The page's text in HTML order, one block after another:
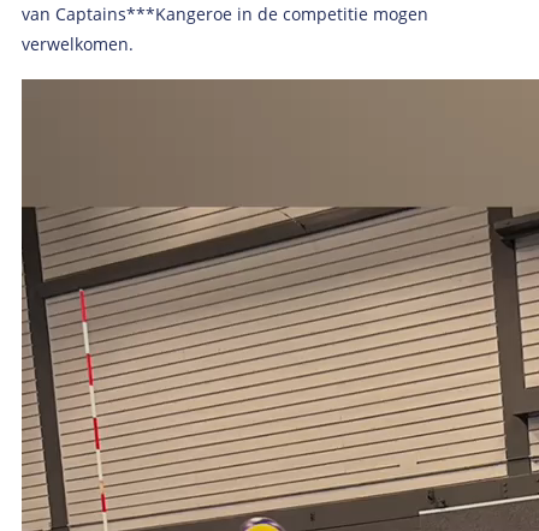
van Captains***Kangeroe in de competitie mogen
verwelkomen.